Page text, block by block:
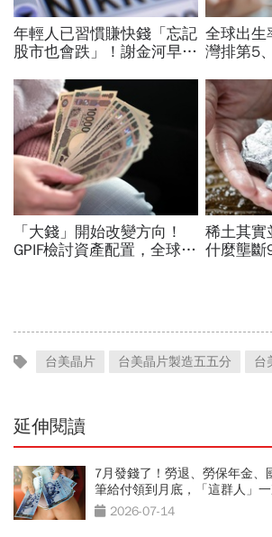
年輕人已習慣賺快錢「忘記
股市也會跌」！謝金河早一
出事：根本把投資人丟火坑
全球出生
灣排第5
經濟壓力
「大錢」開始改變方向！
GPIF檢討資產配置，全球資
稀土其實
什麼壟斷
住川普
台美晶片 台美晶片製造五五分 台
延伸閱讀
7月發錢了！勞退、勞保年金
筆給付領到月底，「這群人」
2026-07-14